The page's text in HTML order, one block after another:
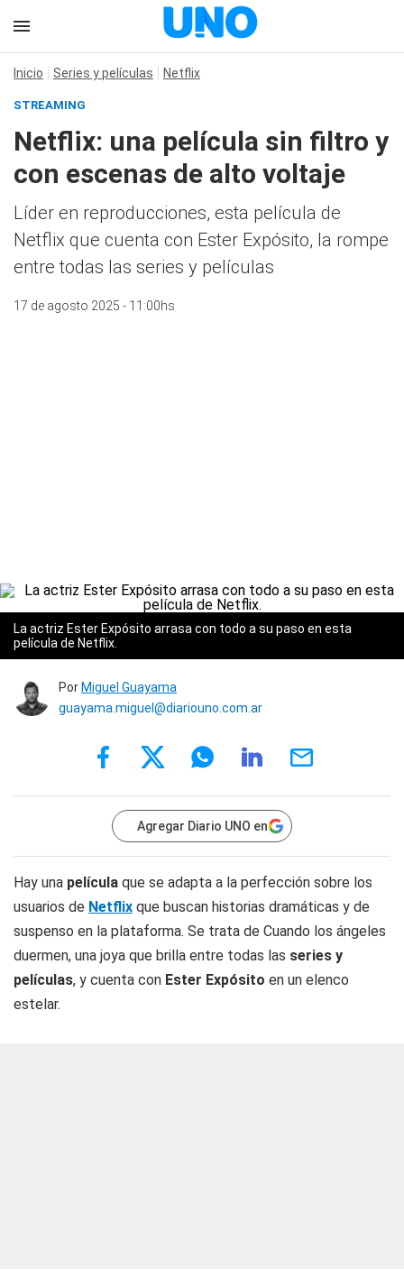
Inicio Series y películas Netflix
STREAMING
Netflix: una película sin filtro y
con escenas de alto voltaje
Líder en reproducciones, esta película de
Netflix que cuenta con Ester Expósito, la rompe
entre todas las series y películas
17 de agosto 2025 - 11:00hs
La actriz Ester Expósito arrasa con todo a su paso en esta
película de Netflix.
Por Miguel Guayama
guayama.miguel@diariouno.com.ar
Agregar Diario UNO en
Hay una película que se adapta a la perfección sobre los
usuarios de Netflix que buscan historias dramáticas y de
suspenso en la plataforma. Se trata de Cuando los ángeles
duermen, una joya que brilla entre todas las series y
películas, y cuenta con Ester Expósito en un elenco
estelar.